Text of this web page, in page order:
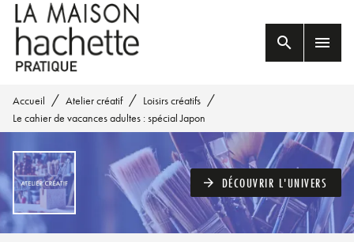
MENU RECHERCHE
PIED DE PAGE
search menu
Accueil / Atelier créatif / Loisirs créatifs /
Le cahier de vacances adultes : spécial Japon
arrow_forward DÉCOUVRIR L'UNIVERS